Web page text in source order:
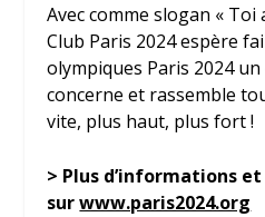
Avec comme slogan « Toi
Club Paris 2024 espère
olympiques Paris 2024
concerne et rassemble
vite, plus haut, plus fort !
> Plus d’informations
surwww.paris2024.org